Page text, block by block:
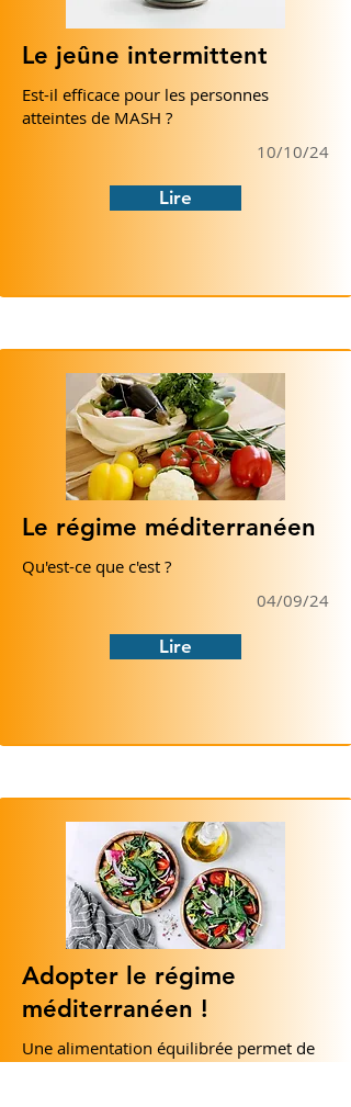
Le jeûne intermittent
Est-il efficace pour les personnes
atteintes de MASH ?
10/10/24
Lire
Le régime méditerranéen
Qu'est-ce que c'est ?
04/09/24
Lire
Adopter le régime
méditerranéen !
Une alimentation équilibrée permet de